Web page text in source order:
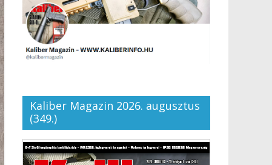
Kaliber Magazin 2026. augusztus
(349.)